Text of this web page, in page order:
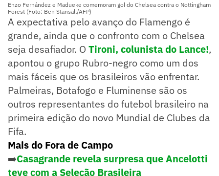
Enzo Fernández e Madueke comemoram gol do Chelsea contra o Nottingham
Forest (Foto: Ben Stansall/AFP)
A expectativa pelo avanço do Flamengo é
grande, ainda que o confronto com o Chelsea
seja desafiador. O Tironi, colunista do Lance!,
apontou o grupo Rubro-negro como um dos
mais fáceis que os brasileiros vão enfrentar.
Palmeiras, Botafogo e Fluminense são os
outros representantes do futebol brasileiro na
primeira edição do novo Mundial de Clubes da
Fifa.
Mais do Fora de Campo
➡️Casagrande revela surpresa que Ancelotti
teve com a Seleção Brasileira